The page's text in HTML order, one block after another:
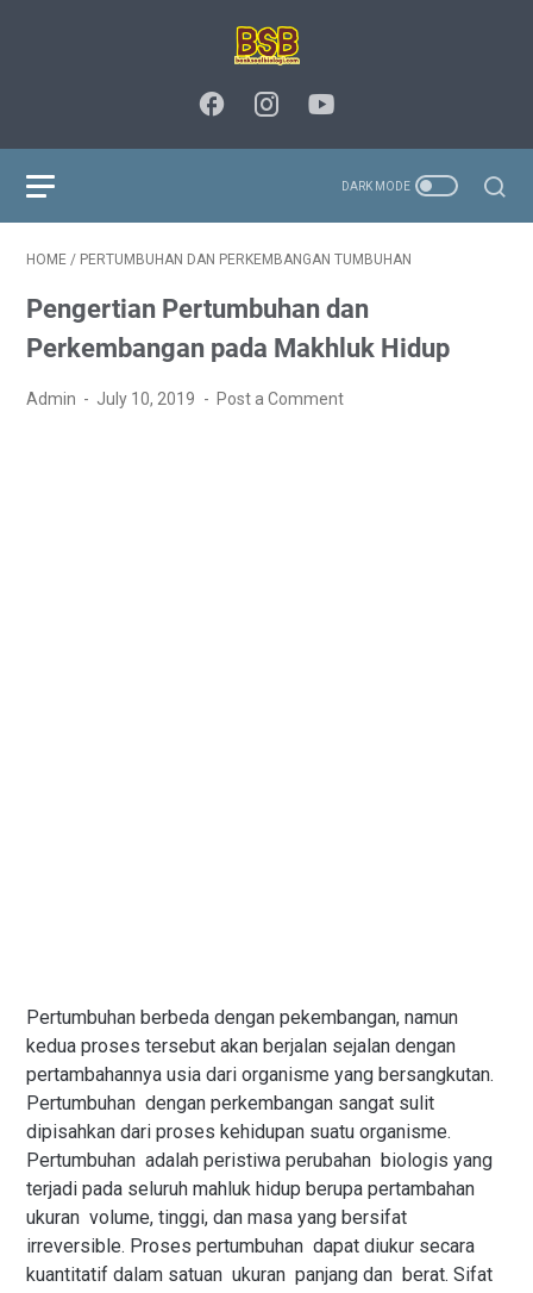
HOME / PERTUMBUHAN DAN PERKEMBANGAN TUMBUHAN
Pengertian Pertumbuhan dan
Perkembangan pada Makhluk Hidup
Admin July 10, 2019 Post a Comment
Pertumbuhan berbeda dengan pekembangan, namun
kedua proses tersebut akan berjalan sejalan dengan
pertambahannya usia dari organisme yang bersangkutan.
Pertumbuhan dengan perkembangan sangat sulit
dipisahkan dari proses kehidupan suatu organisme.
Pertumbuhan adalah peristiwa perubahan biologis yang
terjadi pada seluruh mahluk hidup berupa pertambahan
ukuran volume, tinggi, dan masa yang bersifat
irreversible. Proses pertumbuhan dapat diukur secara
kuantitatif dalam satuan ukuran panjang dan berat. Sifat